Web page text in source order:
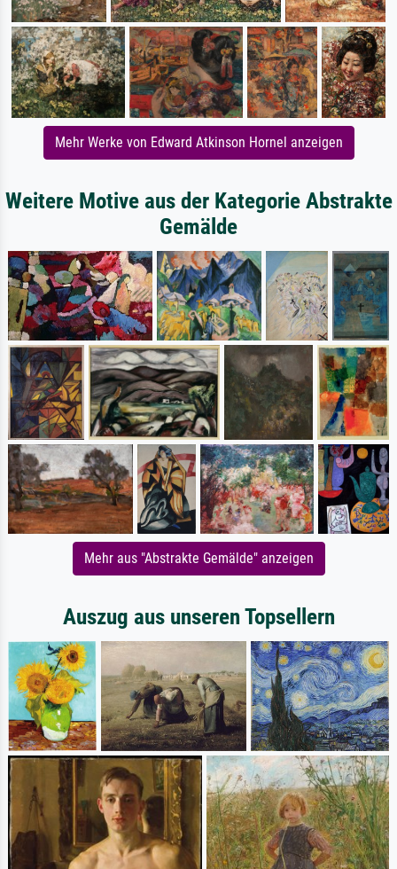
Mehr Werke von Edward Atkinson Hornel anzeigen
Weitere Motive aus der Kategorie Abstrakte
Gemälde
Mehr aus "Abstrakte Gemälde" anzeigen
Auszug aus unseren Topsellern